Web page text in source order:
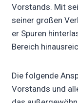
Vorstands. Mit
seiner großen
er Spuren
Bereich
Die folgende
Vorstands und